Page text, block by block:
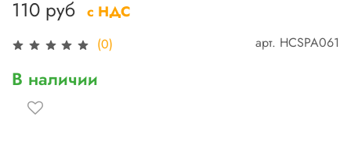
(0) арт. HCSPA061
110 руб с НДС
В наличии